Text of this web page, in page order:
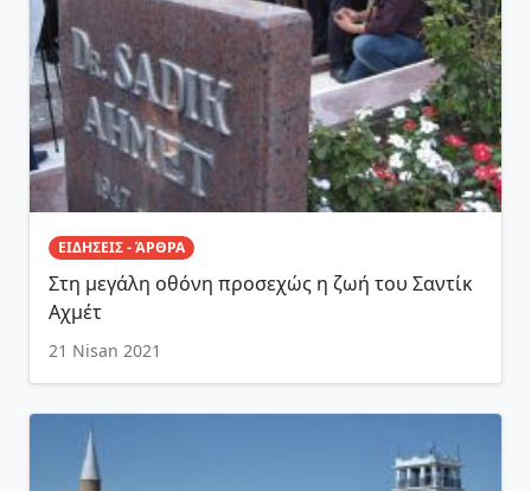
ΕΙΔΗΣΕΙΣ - ΆΡΘΡΑ
Στη μεγάλη οθόνη προσεχώς η ζωή του Σαντίκ
Αχμέτ
21 Nisan 2021